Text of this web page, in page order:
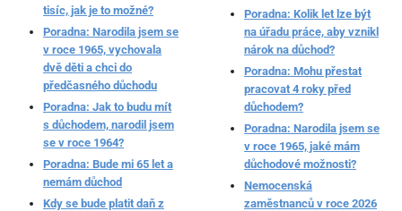
tisíc, jak je to možné?
Poradna: Narodila jsem se
v roce 1965, vychovala
dvě děti a chci do
předčasného důchodu
Poradna: Jak to budu mít
s důchodem, narodil jsem
se v roce 1964?
Poradna: Bude mi 65 let a
nemám důchod
Kdy se bude platit daň z
Poradna: Kolik let lze být
na úřadu práce, aby vznikl
nárok na důchod?
Poradna: Mohu přestat
pracovat 4 roky před
důchodem?
Poradna: Narodila jsem se
v roce 1965, jaké mám
důchodové možnosti?
Nemocenská
zaměstnanců v roce 2026